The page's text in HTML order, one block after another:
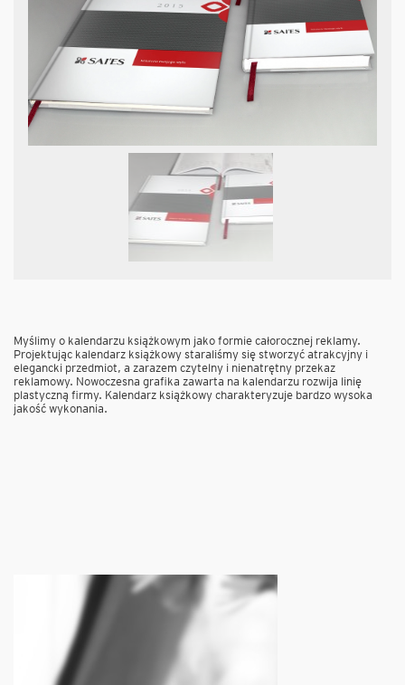
Myślimy o kalendarzu książkowym jako formie całorocznej reklamy.
Projektując kalendarz książkowy staraliśmy się stworzyć atrakcyjny i
elegancki przedmiot, a zarazem czytelny i nienatrętny przekaz
reklamowy. Nowoczesna grafika zawarta na kalendarzu rozwija linię
plastyczną firmy. Kalendarz książkowy charakteryzuje bardzo wysoka
jakość wykonania.